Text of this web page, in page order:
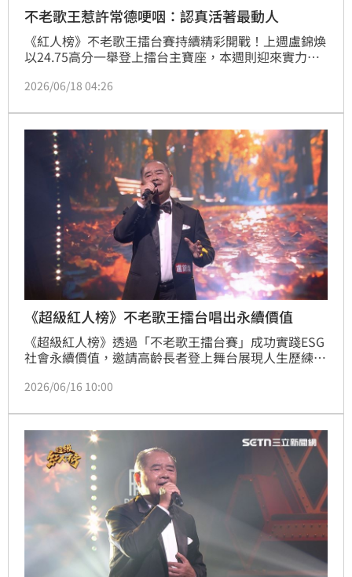
不老歌王惹許常德哽咽：認真活著最動人
《紅人榜》不老歌王擂台賽持續精彩開戰！上週盧錦煥
以24.75高分一舉登上擂台主寶座，本週則迎來實力不
器重壓導致失去知覺，但他沒有因此向命運低頭，反而
《同心行同路》，將人生歷練融入歌聲之中，真摯演出
感動全場，評審許常德更忍不住哽咽表示：「看到你經
歷這麼大的難關，現在還能站上舞台，我覺得你很厲
害！只有認真活
2026/06/18 04:26
《超級紅人榜》不老歌王擂台唱出永續價值
《超級紅人榜》透過「不老歌王擂台賽」成功實踐ESG
社會永續價值，邀請高齡長者登上舞台展現人生歷練。
經典台語歌曲傳承台灣文化資產。這種具備社會包容力
中傳遞生命韌性與溫度。此舉為選秀節目樹立典範，展
現出尊重多元世代的永續社會樣貌，讓觀眾深刻感受長
者的才華與活力。
2026/06/16 10:00